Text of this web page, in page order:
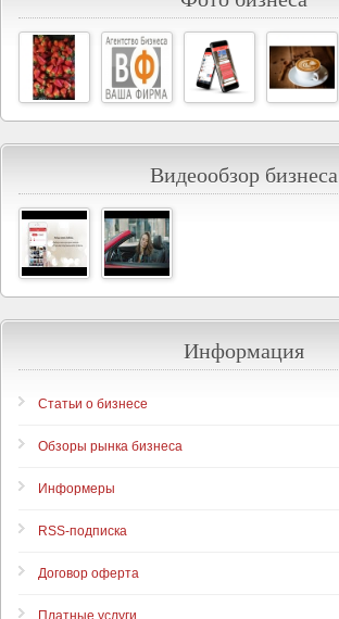
Видеообзор бизнеса
Информация
Статьи о бизнесе
Обзоры рынка бизнеса
Информеры
RSS-подписка
Договор оферта
Платные услуги